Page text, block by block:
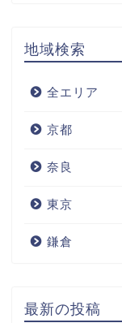
地域検索
全エリア
京都
奈良
東京
鎌倉
最新の投稿